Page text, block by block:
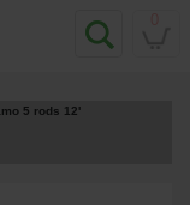
5 rods 12'